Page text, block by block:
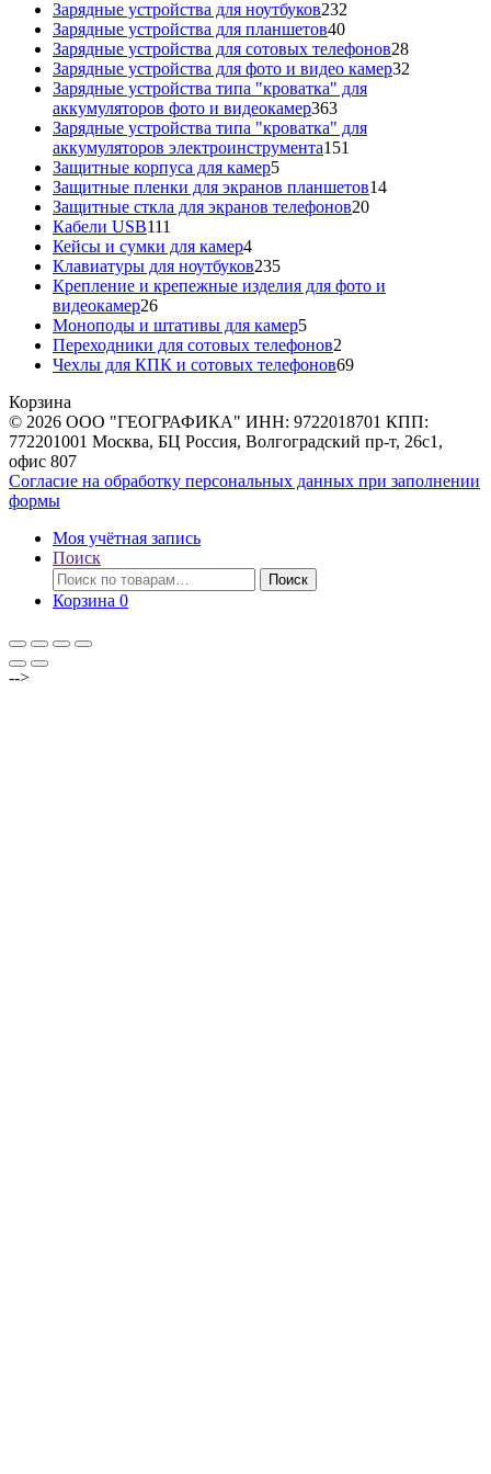
товаров
Зарядные устройства для ноутбуков232
Зарядные устройства для планшетов4040
товаров
Зарядные устройства для сотовых телефонов2828
товаров
Зарядные устройства для фото и видео камер32
Зарядные устройства типа "кроватка" для
аккумуляторов фото и видеокамер363363
товара
Зарядные устройства типа "кроватка" для
аккумуляторов электроинструмента151
Защитные корпуса для камер55
товаров
Защитные пленки для экранов планшетов1414
Защитные сткла для экранов телефонов2020
Кабели USB111
товаров
Кейсы и сумки для камер44
товара
Клавиатуры для ноутбуков235235
товаров
Крепление и крепежные изделия для фото и
видеокамер2626
товаров
Моноподы и штативы для камер55
товаров
Переходники для сотовых телефонов2
товара
Чехлы для КПК и сотовых телефонов6969
Корзина
© 2026 ООО "ГЕОГРАФИКА" ИНН: 9722018701 КПП:
772201001 Москва, БЦ Россия, Волгоградский пр-т, 26с1,
офис 807
Согласие на обработку персональных данных при заполнении
формы
Моя учётная запись
Поиск
Искать:
Поиск
Корзина 0
-->